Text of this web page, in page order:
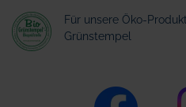
Für unsere Öko-
Grünstempel